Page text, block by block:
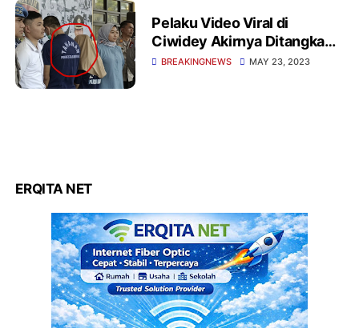
Pelaku Video Viral di
Ciwidey Akirnya Ditangkap
Polisi Bersama Suaminya,
BREAKINGNEWS MAY 23, 2023
ERQITA NET